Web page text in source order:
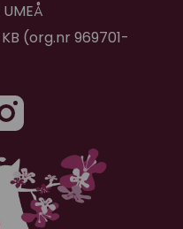
(org.nr 969701-